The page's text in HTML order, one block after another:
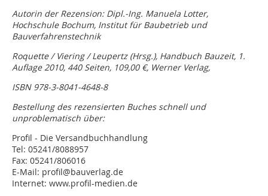
Autorin der Rezension: Dipl.-Ing. Manuela Lotter,
Hochschule Bochum, Institut für Baubetrieb und
Bauverfahrenstechnik
Roquette / Viering / Leupertz (Hrsg.), Handbuch Bauzeit, 1.
Auflage 2010, 440 Seiten, 109,00 €, Werner Verlag,
ISBN 978-3-8041-4648-8
Bestellung des rezensierten Buches schnell und
unproblematisch über:
Profil - Die Versandbuchhandlung
Tel: 05241/8088957
Fax: 05241/806016
E-Mail: profil@bauverlag.de
Internet: www.profil-medien.de